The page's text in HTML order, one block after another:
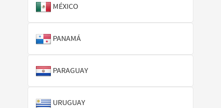
MÉXICO
PANAMÁ
PARAGUAY
URUGUAY